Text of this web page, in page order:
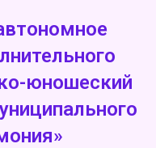
юношеский